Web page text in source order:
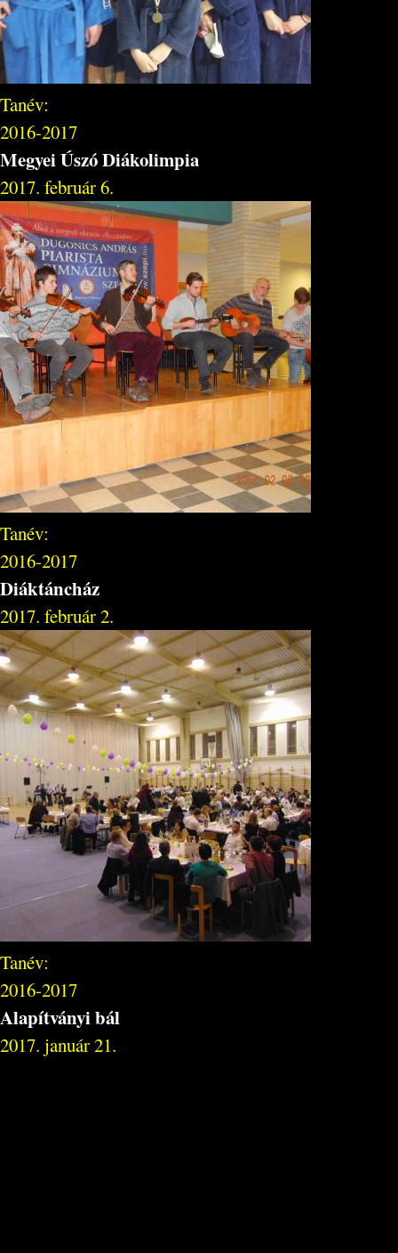
Tanév:
2016-2017
Megyei Úszó Diákolimpia
2017. február 6.
Tanév:
2016-2017
Diáktáncház
2017. február 2.
Tanév:
2016-2017
Alapítványi bál
2017. január 21.